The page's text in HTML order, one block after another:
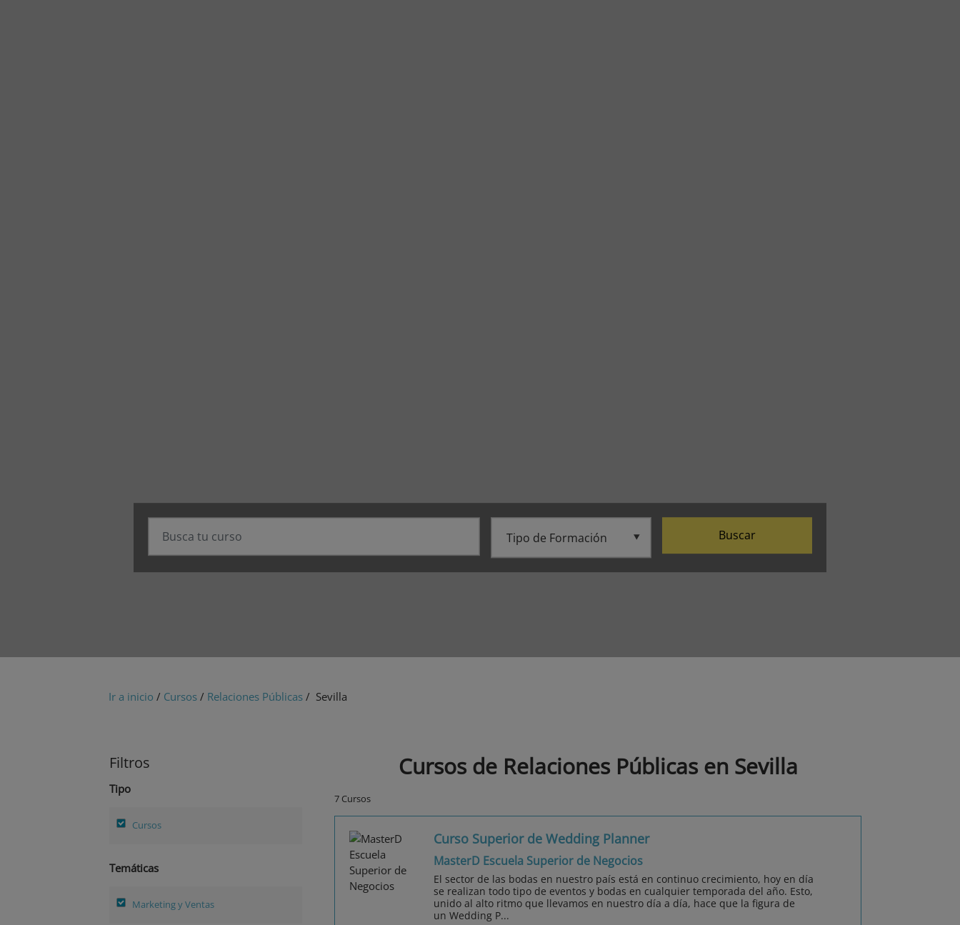
Buscar
Ir a inicio / Cursos / Relaciones Públicas / Sevilla
Filtros
Tipo
Cursos
Temáticas
Marketing y Ventas
Cursos de Relaciones Públicas en Sevilla
7 Cursos
Curso Superior de Wedding Planner
MasterD Escuela Superior de Negocios
El sector de las bodas en nuestro país está en continuo crecimiento, hoy en día
se realizan todo tipo de eventos y bodas en cualquier temporada del año. Esto,
unido al alto ritmo que llevamos en nuestro día a día, hace que la figura de
un Wedding P...